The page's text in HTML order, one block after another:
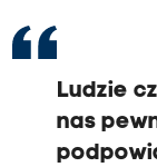
Ludzie
nas